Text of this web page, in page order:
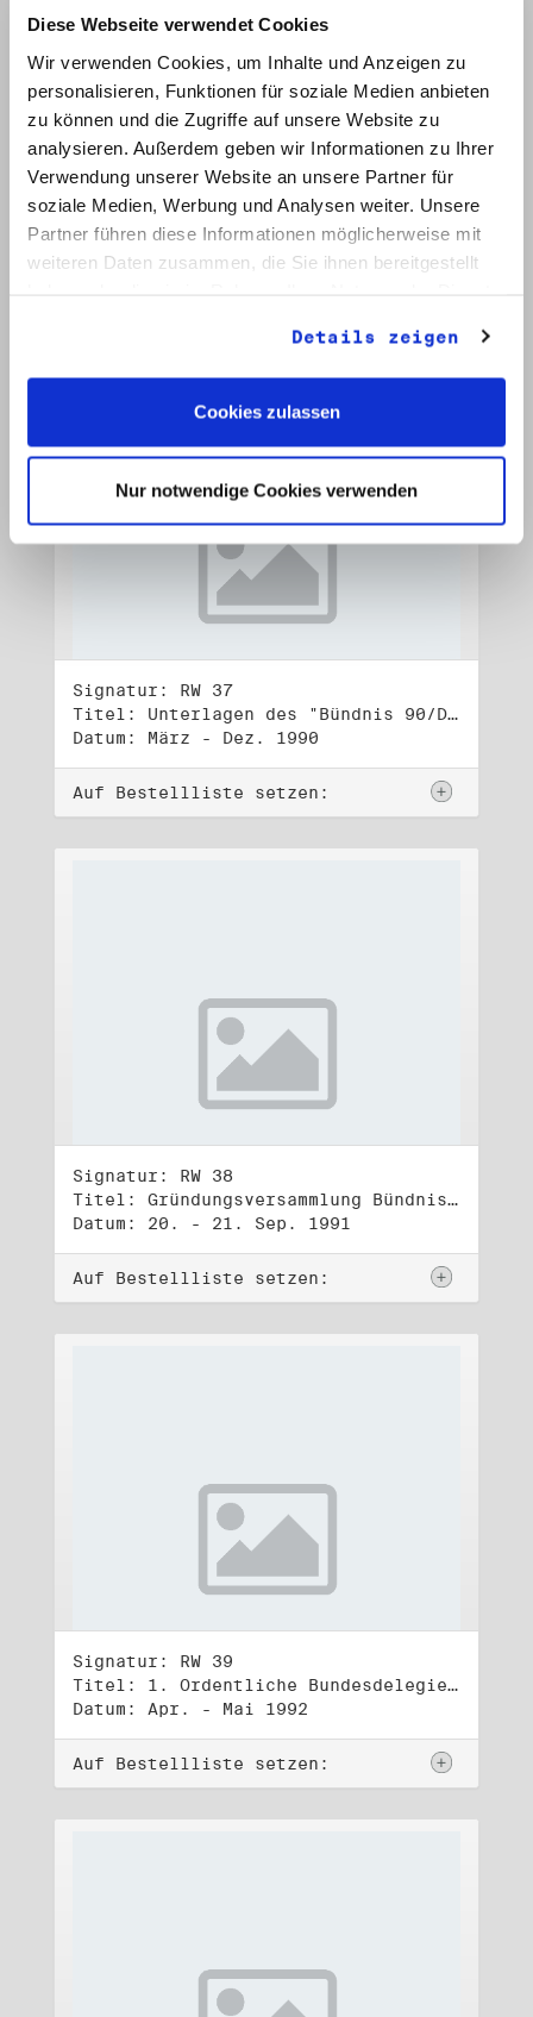
Diese Webseite verwendet Cookies
Wir verwenden Cookies, um Inhalte und Anzeigen zu
personalisieren, Funktionen für soziale Medien anbieten
zu können und die Zugriffe auf unsere Website zu
analysieren. Außerdem geben wir Informationen zu Ihrer
Verwendung unserer Website an unsere Partner für
soziale Medien, Werbung und Analysen weiter. Unsere
Partner führen diese Informationen möglicherweise mit
weiteren Daten zusammen, die Sie ihnen bereitgestellt
Details zeigen
Cookies zulassen
Nur notwendige Cookies verwenden
Signatur: RW 36
Titel: Unterlagen des "Bündnis 90/Die Grünen - BürgerInnenbewegung", Wahlbündnis zur Bundestagswahl am 2.12.1990 (4)
Datum: Sep. - Dez. 1990
Signatur: RW 37
Titel: Unterlagen des "Bündnis 90/Die Grünen - BürgerInnenbewegung", Wahlbündnis zur Bundestagswahl am 2.12.1990 (5)
Datum: März - Dez. 1990
Auf Bestellliste setzen:
Signatur: RW 38
Titel: Gründungsversammlung Bündnis 90
Datum: 20. - 21. Sep. 1991
Auf Bestellliste setzen:
Signatur: RW 39
Titel: 1. Ordentliche Bundesdelegiertenversammlung (1.-3.5.1992)
Datum: Apr. - Mai 1992
Auf Bestellliste setzen: